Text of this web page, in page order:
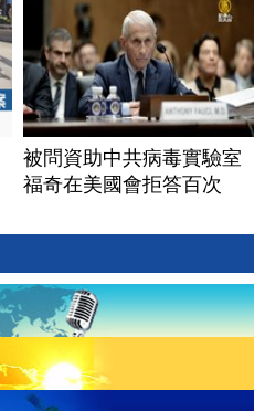
被問資助中共病毒實驗室
福奇在美國會拒答百次